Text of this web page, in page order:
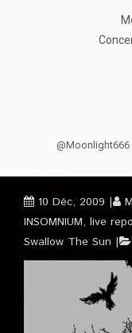
10 Déc, 2009
INSOMNIUM, live
Swallow The Sun